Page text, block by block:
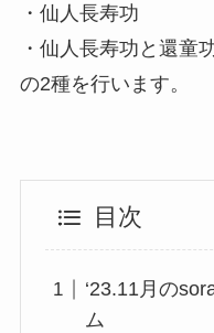
・仙人長寿功
・仙人長寿功と還童
の2種を行います。
目次
‘23.11月の
ム